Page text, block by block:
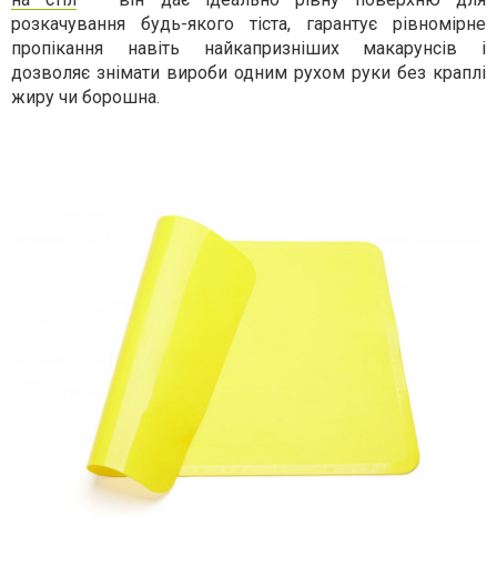
розкачування будь-якого тіста, гарантує рівномірне
пропікання навіть найкапризніших макарунсів і
дозволяє знімати вироби одним рухом руки без краплі
жиру чи борошна.